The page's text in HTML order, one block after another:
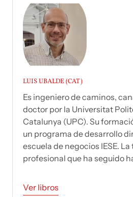
LUIS UBALDE (CAT)
Es ingeniero de caminos,
doctor por la Universitat
Catalunya (UPC). Su
un programa de desarrollo
escuela de negocios IESE.
profesional que ha seguido
Ver libros